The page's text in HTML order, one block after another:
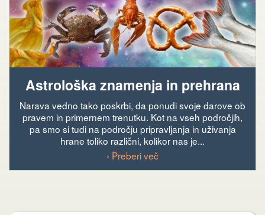
Astrološka znamenja in prehrana
Narava vedno tako poskrbi, da ponudi svoje darove ob
pravem in primernem trenutku. Kot na vseh področjih,
pa smo si tudi na področju pripravljanja in uživanja
hrane toliko različni, kolikor nas je...
› Preberi več